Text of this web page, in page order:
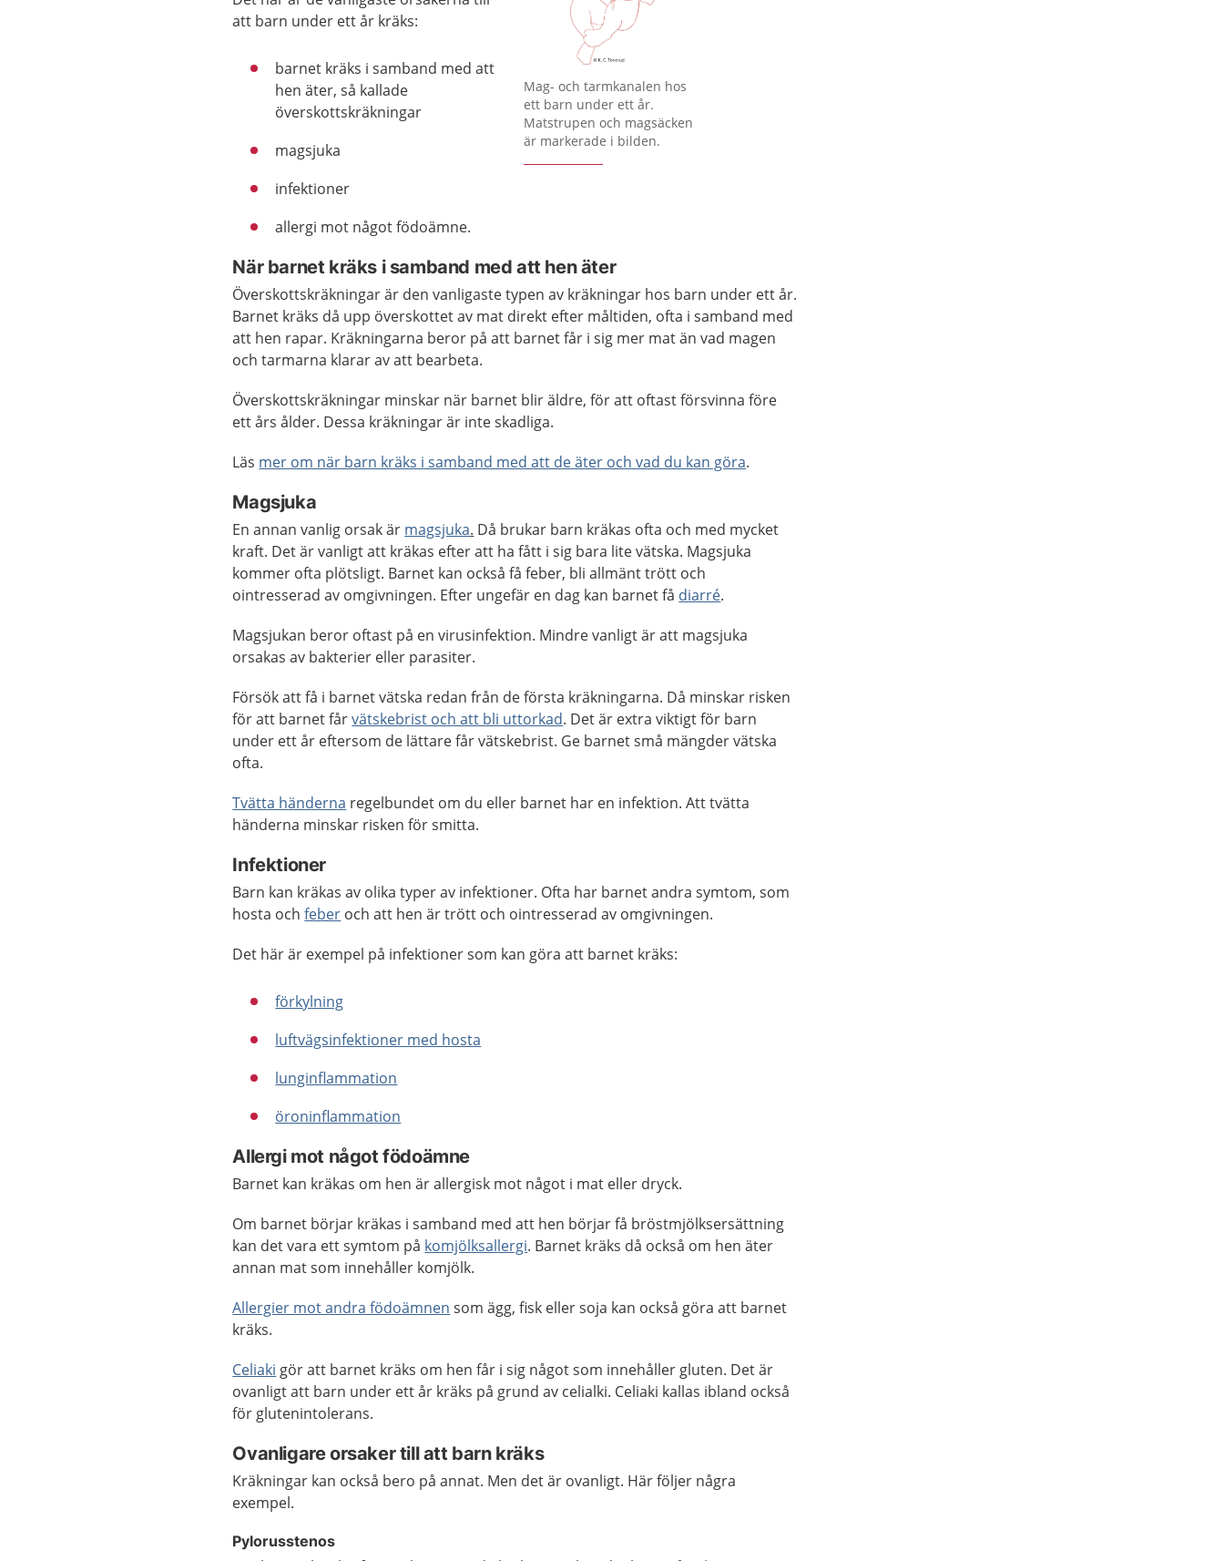
Förstora bilden
Mag- och tarmkanalen hos
ett barn under ett år.
Matstrupen och magsäcken
är markerade i bilden.
att barn under ett år kräks:
barnet kräks i samband med att
hen äter, så kallade
överskottskräkningar
magsjuka
infektioner
allergi mot något födoämne.
När barnet kräks i samband med att hen äter
Överskottskräkningar är den vanligaste typen av kräkningar hos barn under ett år.
Barnet kräks då upp överskottet av mat direkt efter måltiden, ofta i samband med
att hen rapar. Kräkningarna beror på att barnet får i sig mer mat än vad magen
och tarmarna klarar av att bearbeta.
Överskottskräkningar minskar när barnet blir äldre, för att oftast försvinna före
ett års ålder. Dessa kräkningar är inte skadliga.
Läs mer om när barn kräks i samband med att de äter och vad du kan göra.
Magsjuka
En annan vanlig orsak är magsjuka. Då brukar barn kräkas ofta och med mycket
kraft. Det är vanligt att kräkas efter att ha fått i sig bara lite vätska. Magsjuka
kommer ofta plötsligt. Barnet kan också få feber, bli allmänt trött och
ointresserad av omgivningen. Efter ungefär en dag kan barnet få diarré.
Magsjukan beror oftast på en virusinfektion. Mindre vanligt är att magsjuka
orsakas av bakterier eller parasiter.
Försök att få i barnet vätska redan från de första kräkningarna. Då minskar risken
för att barnet fårvätskebrist och att bli uttorkad. Det är extra viktigt för barn
under ett år eftersom de lättare får vätskebrist. Ge barnet små mängder vätska
ofta.
Tvätta händerna regelbundet om du eller barnet har en infektion. Att tvätta
händerna minskar risken för smitta.
Infektioner
Barn kan kräkas av olika typer av infektioner. Ofta har barnet andra symtom, som
hosta ochfeber och att hen är trött och ointresserad av omgivningen.
Det här är exempel på infektioner som kan göra att barnet kräks:
förkylning
luftvägsinfektioner med hosta
lunginflammation
öroninflammation
Allergi mot något födoämne
Barnet kan kräkas om hen är allergisk mot något i mat eller dryck.
Om barnet börjar kräkas i samband med att hen börjar få bröstmjölksersättning
kan det vara ett symtom på komjölksallergi. Barnet kräks då också om hen äter
annan mat som innehåller komjölk.
Allergier mot andra födoämnen som ägg, fisk eller soja kan också göra att barnet
kräks.
Celiaki gör att barnet kräks om hen får i sig något som innehåller gluten. Det är
ovanligt att barn under ett år kräks på grund av celialki. Celiaki kallas ibland också
för glutenintolerans.
Ovanligare orsaker till att barn kräks
Kräkningar kan också bero på annat. Men det är ovanligt. Här följer några
exempel.
Pylorusstenos